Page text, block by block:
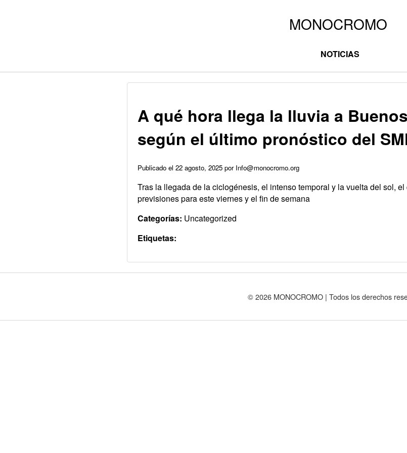
NOTICIAS
A qué hora llega la lluvia a
según el último pronóstico del
Publicado el 22 agosto, 2025 por Info@monocromo.org
Tras la llegada de la ciclogénesis, el intenso temporal y la vuelta del sol,
previsiones para este viernes y el fin de semana
Categorías: Uncategorized
Etiquetas:
© 2026 MONOCROMO | Todos los derechos